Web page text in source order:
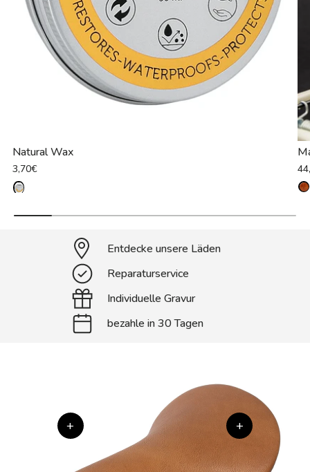
Natural Wax
3,70€
Entdecke unsere Läden
Reparaturservice
Individuelle Gravur
bezahle in 30 Tagen
+ +